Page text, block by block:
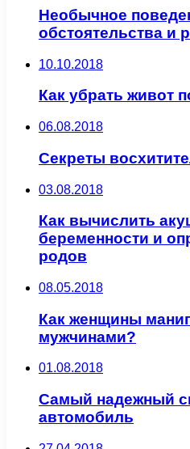
Необычное
обстоятельства и
10.10.2018
Как убрать живот
06.08.2018
Секреты
03.08.2018
Как вычислить
беременности и
родов
08.05.2018
Как женщины
мужчинами?
01.08.2018
Самый надежный
автомобиль